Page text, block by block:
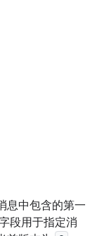
息中包含的第一
段用于指定消